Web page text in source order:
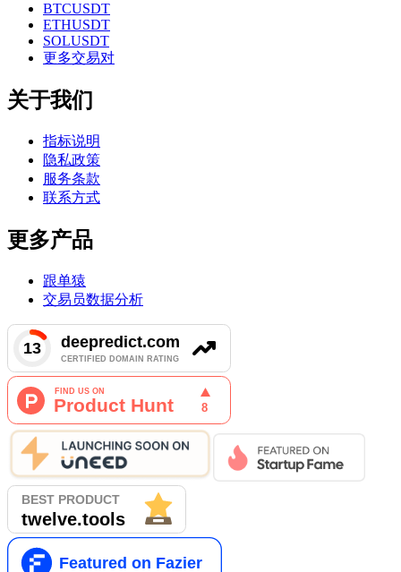
BTCUSDT
ETHUSDT
SOLUSDT
更多交易对
关于我们
指标说明
隐私政策
服务条款
联系方式
更多产品
跟单猿
交易员数据分析